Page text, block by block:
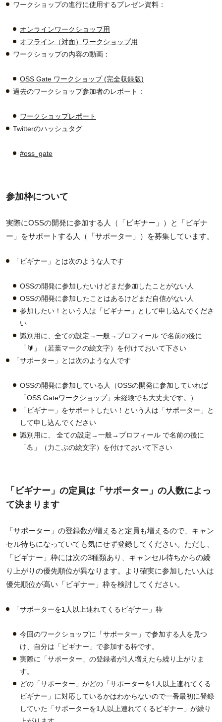
ワークショップの進行に使用するプレゼン資料：
オンラインワークショップ用
オフライン（対面）ワークショップ用
ワークショップの内容の動画：
OSS Gate ワークショップ (完全収録版)
過去のワークショップ参加者のレポート：
ワークショップレポート
Twitterのハッシュタグ
#oss_gate
参加枠について
実際にOSSの開発に参加する人（「ビギナー」）と「ビギナ
ー」をサポートする人（「サポーター」）を募集しています。
「ビギナー」とは次のような人です
OSSの開発に参加したいけどまだ参加したことがない人
OSSの開発に参加したことはあるけどまだ自信がない人
参加したい！という人は「ビギナー」として申し込んでくださ
い
識別用に、全ての設定→一般→プロフィール で名前の後に
「🔰」（若葉マークの絵文字）を付けておいて下さい
「サポーター」とは次のような人です
OSSの開発に参加している人（OSSの開発に参加していれば
「OSS Gateワークショップ」未経験でも大丈夫です。）
「ビギナー」をサポートしたい！という人は「サポーター」と
して申し込んでください
識別用に、 全ての設定→一般→プロフィール で名前の後に
「💪」（力こぶの絵文字）を付けておいて下さい
「ビギナー」の定員は「サポーター」の人数によっ
て決まります
「サポーター」の登録数が増えると定員も増えるので、キャン
セル待ちになっていても気にせず登録してください。ただし、
「ビギナー」枠には次の3種類あり、キャンセル待ちからの繰
り上がりの優先順位が異なります。より確実に参加したい人は
優先順位が高い「ビギナー」枠を検討してください。
「サポーターを1人以上連れてくるビギナー」枠
今回のワークショップに「サポーター」で参加する人を見つ
け、自分は「ビギナー」で参加する枠です。
実際に「サポーター」の登録者が1人増えたら繰り上がりま
す。
どの「サポーター」がどの「サポーターを1人以上連れてくる
ビギナー」に対応しているかはわからないので一番最初に登録
していた「サポーターを1人以上連れてくるビギナー」が繰り